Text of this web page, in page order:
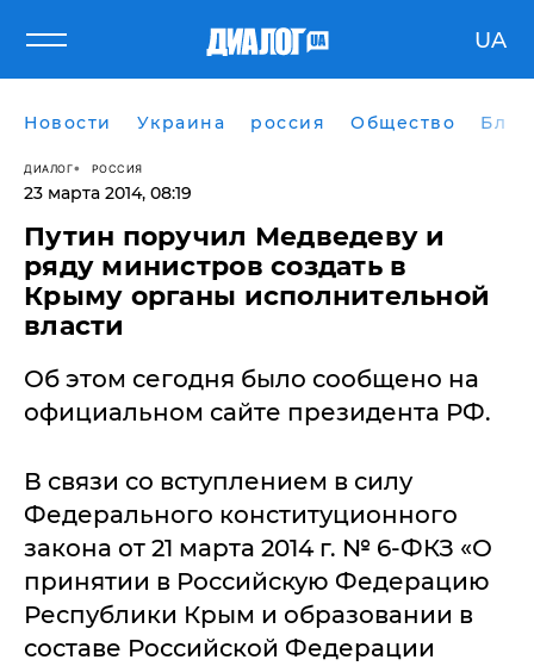
UA
Новости Украина россия Общество
ДИАЛОГ РОССИЯ
23 марта 2014, 08:19
Путин поручил Медведеву и
ряду министров создать в
Крыму органы исполнительной
власти
Об этом сегодня было сообщено на
официальном сайте президента РФ.
В связи со вступлением в силу
Федерального конституционного
закона от 21 марта 2014 г. № 6-ФКЗ «О
принятии в Российскую Федерацию
Республики Крым и образовании в
составе Российской Федерации